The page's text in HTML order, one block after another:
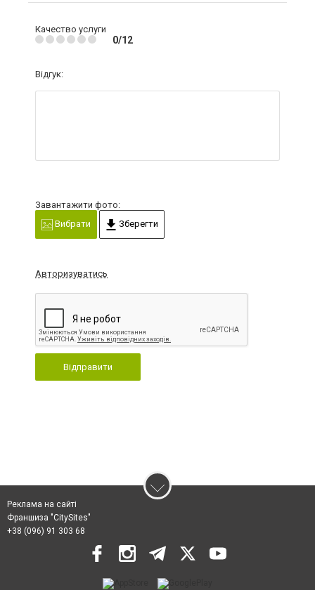
Качество услуги
0/12
Відгук:
Завантажити фото:
Вибрати
Зберегти
Авторизуватись
Відправити
Реклама на сайті
Франшиза "CitySites"
+38 (096) 91 303 68